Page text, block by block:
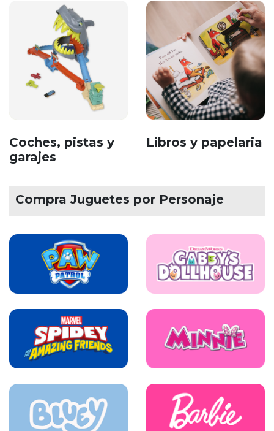
Coches, pistas y
garajes
Libros y papelaria
Compra Juguetes por Personaje